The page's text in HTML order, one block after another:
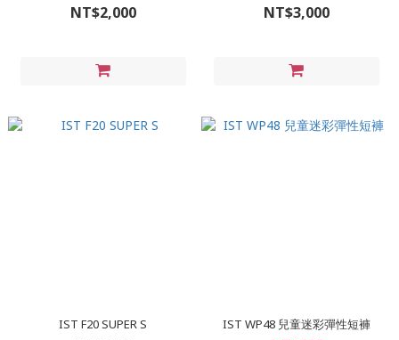
NT$2,000 NT$3,000
IST F20 SUPER S IST WP48 兒童迷彩彈性短褲